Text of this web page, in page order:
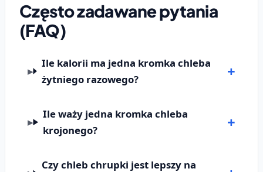
Często zadawane pytania
(FAQ)
Ile kalorii ma jedna kromka chleba
żytniego razowego?
Ile waży jedna kromka chleba
krojonego?
Czy chleb chrupki jest lepszy na